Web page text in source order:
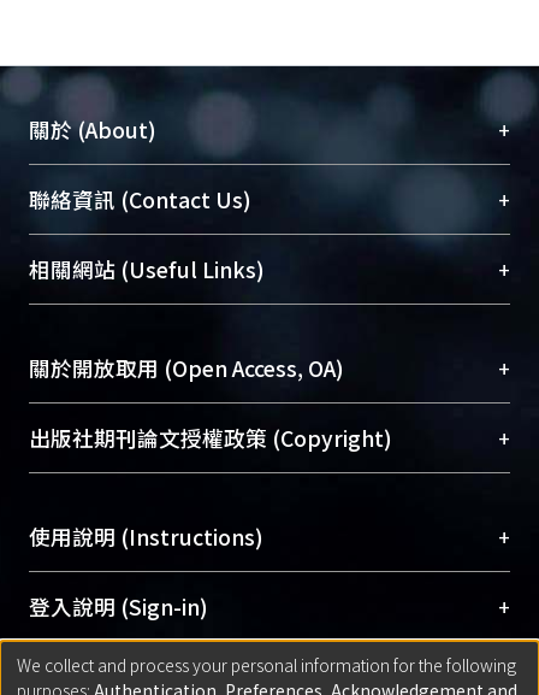
關於 (About) +
臺大位居世界頂尖大學之列，為永久珍藏及向國際
展現本校豐碩的研究成果及學術能量，圖書館整合
機構典藏（NTUR）與學術庫（AH）不同功能平
台，成為臺大學術典藏NTU scholars。期能整合研
成果。
To permanently archive and promote researcher
profiles and scholarly works, Library integrates the
services of “NTU Repository” with “Academic
聯絡資訊 (Contact Us) +
總館學科館員(Main Library)
醫學圖書館學科館員(Medical Library)
Sciences Library)
相關網站 (Useful Links) +
關於開放取用 (Open Access, OA) +
開放取用是從使用者角度提升資訊取用性的社會運
動，應用在學術研究上是透過將研究著作公開供使
用逐年攀升。同時可加速研究發展、提升研究影響
Archive）平台。 （點選深入了解OA）
出版社期刊論文授權政策 (Copyright) +
含部分內容的版權非匯入者所有，或由第三方贊
助與合作完成，請確認該版權所有者及第三方同
意提供此授權。
Please represent that the submission is your
original work, and that you have the right to
使用說明 (Instructions) +
網站簡介(Quickstart Guide)
使用手冊(Instruction Manual)
線上預約服務(Booking Service)
登入說明 (Sign-in) +
方案一：臺灣大學計算機中心帳號登入
匯入著作 (Submission) +
We collect and process your personal information for the following
purposes: Authentication, Preferences, Acknowledgement and